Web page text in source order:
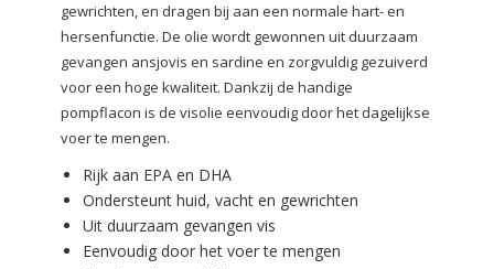
gewrichten, en dragen bij aan een normale hart- en
hersenfunctie. De olie wordt gewonnen uit duurzaam
gevangen ansjovis en sardine en zorgvuldig gezuiverd
voor een hoge kwaliteit. Dankzij de handige
pompflacon is de visolie eenvoudig door het dagelijkse
voer te mengen.
Rijk aan EPA en DHA
Ondersteunt huid, vacht en gewrichten
Uit duurzaam gevangen vis
Eenvoudig door het voer te mengen